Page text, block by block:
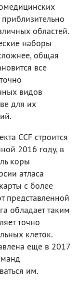
областей.
наборы
общая
все
видов
для их
CCF строится
2016 году, в
коры
атласа
с более
представленной
обладает таким
точно
клеток.
еще в 2017
им.